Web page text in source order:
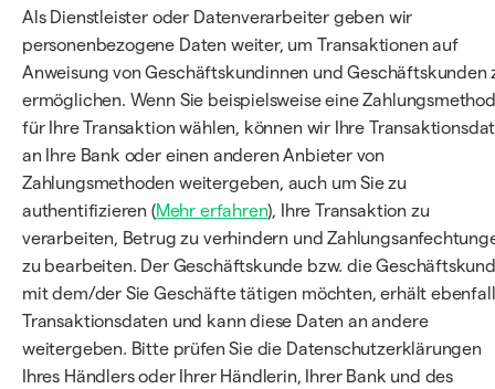
Als Dienstleister oder Datenverarbeiter geben wir
personenbezogene Daten weiter, um Transaktionen auf
Anweisung von Geschäftskundinnen und Geschäftskunden
ermöglichen. Wenn Sie beispielsweise eine
für Ihre Transaktion wählen, können wir Ihre
an Ihre Bank oder einen anderen Anbieter von
Zahlungsmethoden weitergeben, auch um Sie zu
authentifizieren (Mehr erfahren), Ihre Transaktion zu
verarbeiten, Betrug zu verhindern und
zu bearbeiten. Der Geschäftskunde bzw. die
mit dem/der Sie Geschäfte tätigen möchten, erhält
Transaktionsdaten und kann diese Daten an andere
weitergeben. Bitte prüfen Sie die Datenschutzerklärungen
Ihres Händlers oder Ihrer Händlerin, Ihrer Bank und des